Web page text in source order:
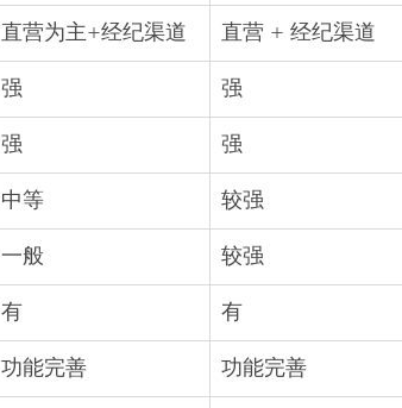
直营为主+经纪渠道 直营 + 经纪渠道
强 强
强 强
中等 较强
一般 较强
有 有
功能完善 功能完善